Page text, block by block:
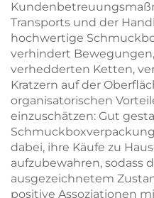
Transports und der
hochwertige
verhindert
verhedderten Ketten,
Kratzern auf der
organisatorischen
einzuschätzen: Gut
dabei, ihre Käufe zu
aufzubewahren, sodass
ausgezeichnetem
positive Assoziationen